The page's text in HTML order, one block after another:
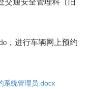
，进行车辆网上预约
系统管理员.docx